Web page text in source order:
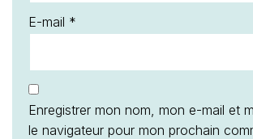
E-mail *
Enregistrer mon nom, mon e-mail et
le navigateur pour mon prochain